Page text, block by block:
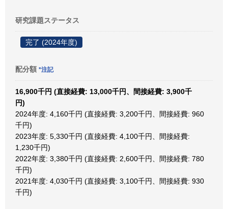
研究課題ステータス
完了 (2024年度)
配分額 *注記
16,900千円 (直接経費: 13,000千円、間接経費: 3,900千
円)
2024年度: 4,160千円 (直接経費: 3,200千円、間接経費: 960
千円)
2023年度: 5,330千円 (直接経費: 4,100千円、間接経費:
1,230千円)
2022年度: 3,380千円 (直接経費: 2,600千円、間接経費: 780
千円)
2021年度: 4,030千円 (直接経費: 3,100千円、間接経費: 930
千円)